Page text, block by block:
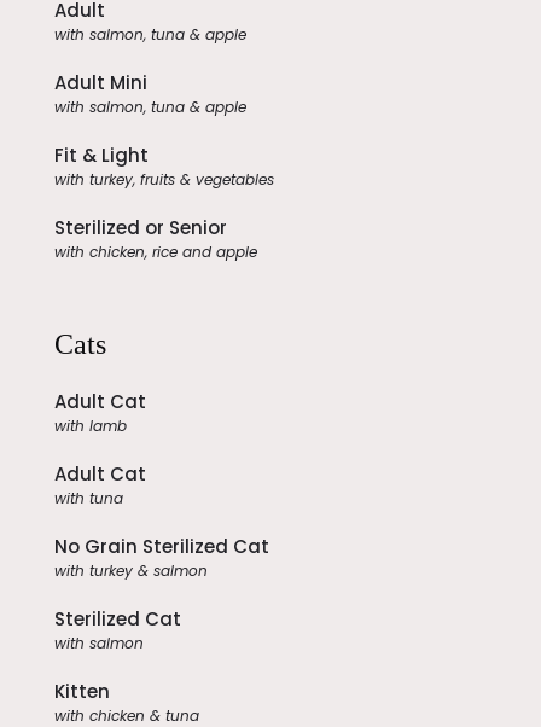
Adult
with salmon, tuna & apple
Adult Mini
with salmon, tuna & apple
Fit & Light
with turkey, fruits & vegetables
Sterilized or Senior
with chicken, rice and apple
Cats
Adult Cat
with lamb
Adult Cat
with tuna
No Grain Sterilized Cat
with turkey & salmon
Sterilized Cat
with salmon
Kitten
with chicken & tuna